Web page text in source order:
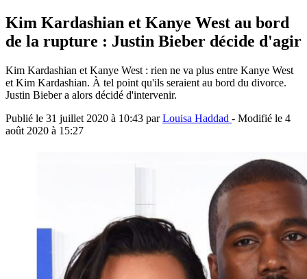
Kim Kardashian et Kanye West au bord
de la rupture : Justin Bieber décide d'agir
Kim Kardashian et Kanye West : rien ne va plus entre Kanye West
et Kim Kardashian. À tel point qu'ils seraient au bord du divorce.
Justin Bieber a alors décidé d'intervenir.
Publié le 31 juillet 2020 à 10:43 parLouisa Haddad - Modifié le 4
août 2020 à 15:27